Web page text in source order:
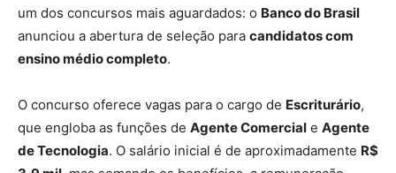
um dos concursos mais aguardados: o Banco do Brasil
anunciou a abertura de seleção para candidatos com
ensino médio completo.
O concurso oferece vagas para o cargo de Escriturário,
que engloba as funções de Agente Comercial e Agente
de Tecnologia. O salário inicial é de aproximadamente R$